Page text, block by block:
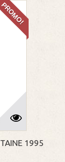
PROMO!
1995